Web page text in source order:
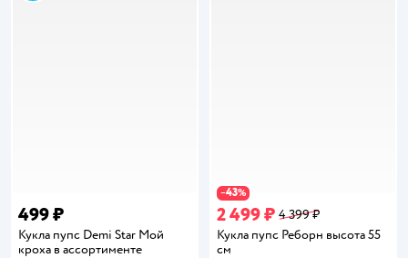
499 ₽
Кукла пупс Demi Star Мой
кроха в ассортименте
−43%
2 499 ₽ 4 399 ₽
Кукла пупс Реборн высота 55
см